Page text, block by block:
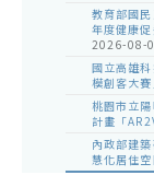
教育部國
年度健康
2026-08-
國立高雄
模創客大賽
桃園市立
計畫「
內政部建
慧化居住